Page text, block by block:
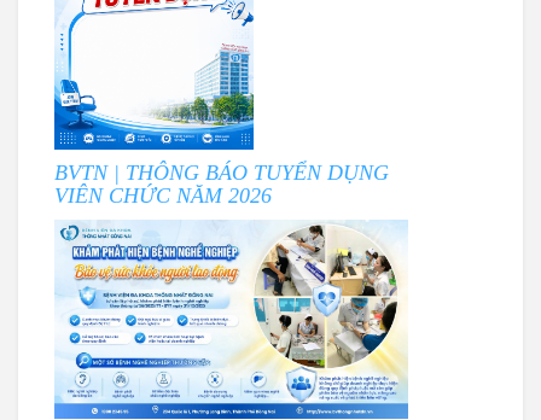
BVTN | THÔNG BÁO TUYỂN DỤNG
VIÊN CHỨC NĂM 2026